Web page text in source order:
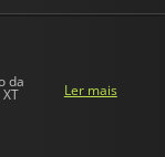
da Ler mais